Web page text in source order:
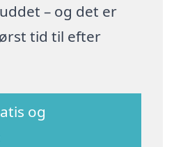
– og det er
tid til efter
og